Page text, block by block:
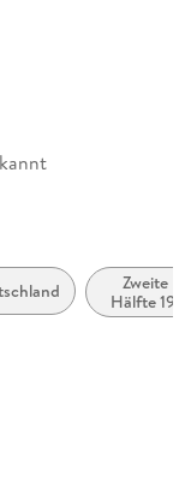
Zweite
Hälfte 19.